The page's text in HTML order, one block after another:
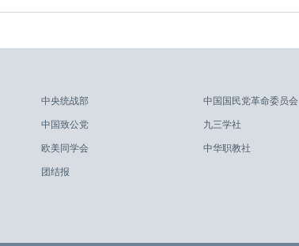
中央统战部
中国致公党
欧美同学会
团结报
中国国民党革命委员会
九三学社
中华职教社